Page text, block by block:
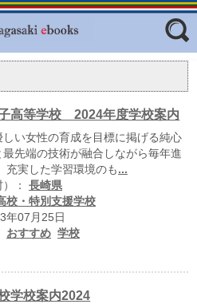
ジャンル
エリア
高等学校 2024年度学校案内
い女性の育成を目標に掲げる純心
先端の技術が融合しながら毎年進
充実した学習環境のも ...
： 長崎県
校・特別支援学校
年07月25日
おすすめ 学校
学校案内2024
シタン